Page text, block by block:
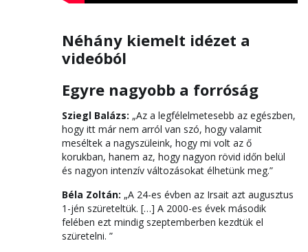
Néhány kiemelt idézet a
videóból
Egyre nagyobb a forróság
Sziegl Balázs: „Az a legfélelmetesebb az egészben,
hogy itt már nem arról van szó, hogy valamit
meséltek a nagyszüleink, hogy mi volt az ő
korukban, hanem az, hogy nagyon rövid időn belül
és nagyon intenzív változásokat élhetünk meg.”
Béla Zoltán: „A 24-es évben az Irsait azt augusztus
1-jén szüreteltük. […] A 2000-es évek második
felében ezt mindig szeptemberben kezdtük el
szüretelni. ”